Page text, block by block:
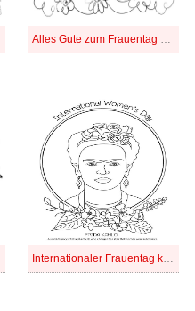
Alles Gute zum Frauentag zum Ausdrucken
Internationaler Frauentag kostenlos zum Ausdrucken